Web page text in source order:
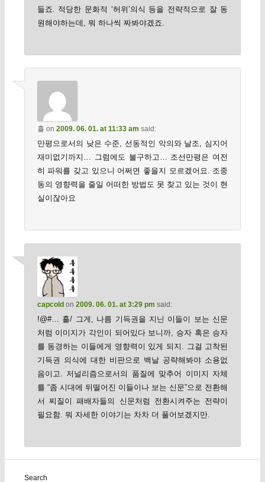
들죠. 적당한 문화적 ‘허위’의식 등을 전략적으로 잘 동
원해야하는데, 뭐 하나씩 짜봐야겠죠.
횰 on 2009. 06. 01. at 11:33 am said:
만평으로서의 낮은 수준, 선동적인 악의와 날조, 심지어
재미없기까지… 그럼에도 불구하고… 조선만평은 여전
히 파워를 갖고 있으니 어쩌면 좋을지 모르겠어요. 조중
동의 영향력을 줄일 어떠한 방법도 못 찾고 있는 것이 현
실이잖아요
capcoldon 2009. 06. 01. at 3:29 pm said:
!@#… 횰/ 그게, 나름 기득권을 지닌 이들이 보는 신문
처럼 이미지가 각인이 되어있다 보니까, 승자 혹은 승자
를 동경하는 이들에게 영향력이 있게 되지. 그걸 고착된
기득권 의식에 대한 비판으로 백날 공략해봐야 소용없
음이고. 저널리즘으로서의 품질에 맞추어 이미지 자체
를 “좀 시대에 뒤떨어진 이들이나 보는 신문”으로 전환해
서 찌질이 패배자들의 신문처럼 전환시켜주는 전략이
필요함. 뭐 자세한 이야기는 차차 더 풀어보겠지만.
Search